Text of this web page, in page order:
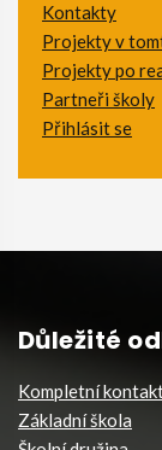
Kontakty
Projekty v
Projekty po
Partneři školy
Přihlásit se
Důležité
Kompletní
Základní škola